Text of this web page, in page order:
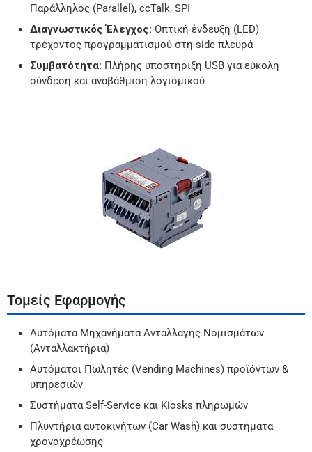
Παράλληλος (Parallel), ccTalk, SPI
Διαγνωστικός Έλεγχος: Οπτική ένδευξη (LED)
τρέχοντος προγραμματισμού στη side πλευρά
Συμβατότητα: Πλήρης υποστήριξη USB για εύκολη
σύνδεση και αναβάθμιση λογισμικού
Τομείς Εφαρμογής
Αυτόματα Μηχανήματα Ανταλλαγής Νομισμάτων
(Ανταλλακτήρια)
Αυτόματοι Πωλητές (Vending Machines) προϊόντων &
υπηρεσιών
Συστήματα Self-Service και Kiosks πληρωμών
Πλυντήρια αυτοκινήτων (Car Wash) και συστήματα
χρονοχρέωσης